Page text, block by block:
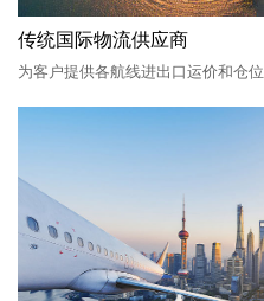
传统国际物流供应商
为客户提供各航线进出口运价和仓位